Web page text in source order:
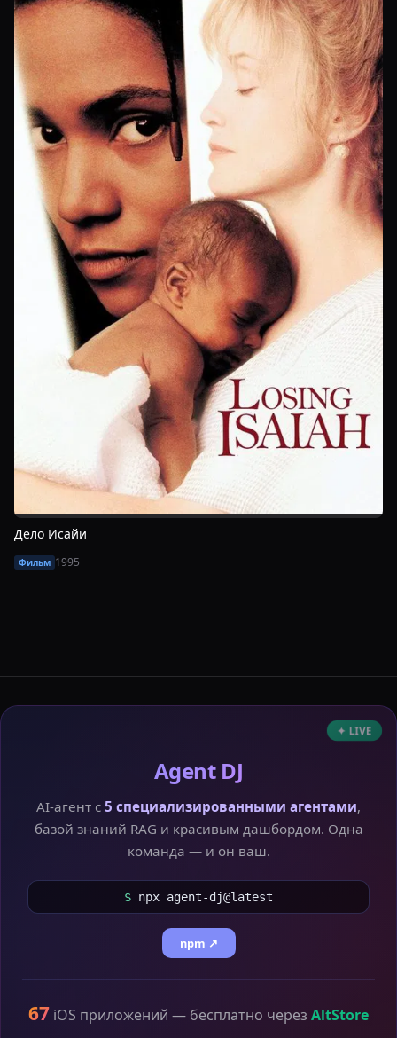
Дело Исайи
Фильм 1995
✦ LIVE
Agent DJ
AI-агент с 5 специализированными агентами,
базой знаний RAG и красивым дашбордом. Одна
команда — и он ваш.
$ npx agent-dj@latest
npm ↗
67 iOS приложений — бесплатно через AltStore